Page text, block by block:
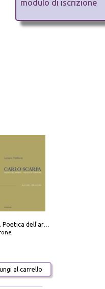
Carlo Scarpa. Poetica dell'arredo. Tavoli e sedie-Poetics of furniture. Tables and chairs. Ediz. bilingue
al carrello
modulo di iscrizione